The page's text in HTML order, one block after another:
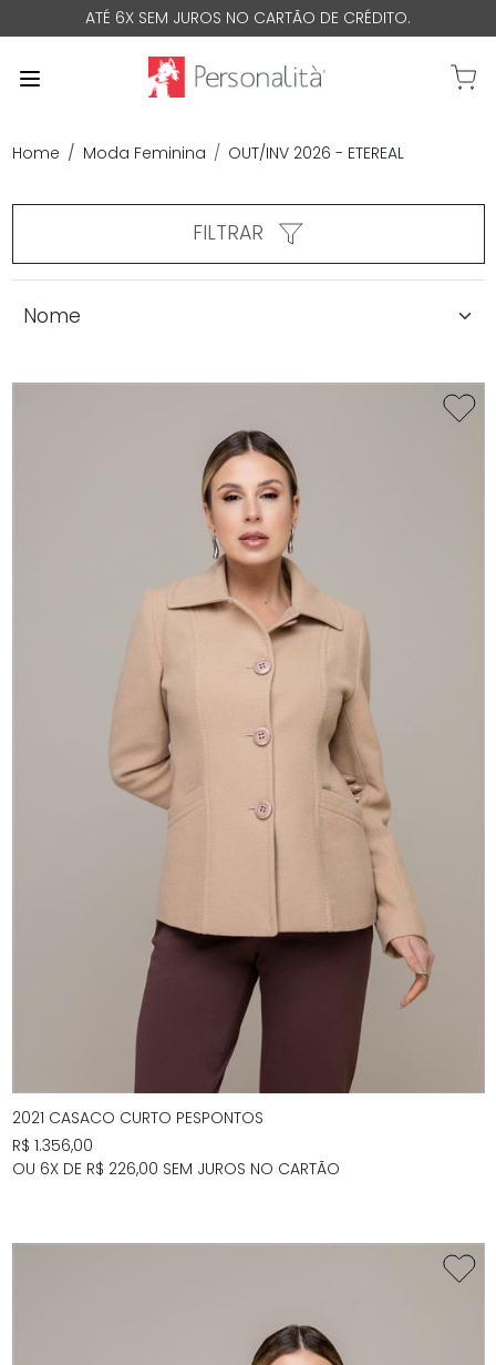
ATÉ 6X SEM JUROS NO CARTÃO DE CRÉDITO.
0
Home Moda Feminina OUT/INV 2026 - ETEREAL
FILTRAR
2021 CASACO CURTO PESPONTOS
R$ 1.356,00
OU 6X DE R$ 226,00 SEM JUROS NO CARTÃO